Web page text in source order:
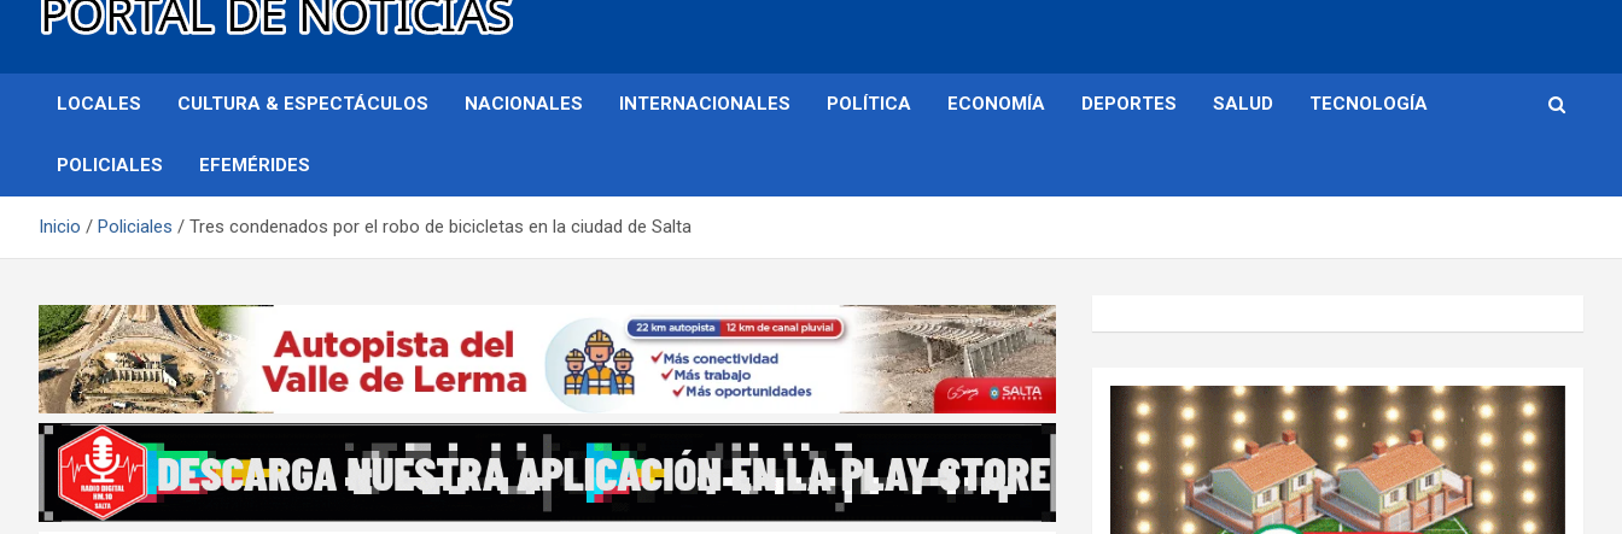
Infonoa Salta
LOCALES CULTURA & ESPECTÁCULOS NACIONALES INTERNACIONALES POLÍTICA ECONOMÍA DEPORTES SALUD TECNOLOGÍA
POLICIALES EFEMÉRIDES
Inicio Policiales Tres condenados por el robo de bicicletas en la ciudad de Salta